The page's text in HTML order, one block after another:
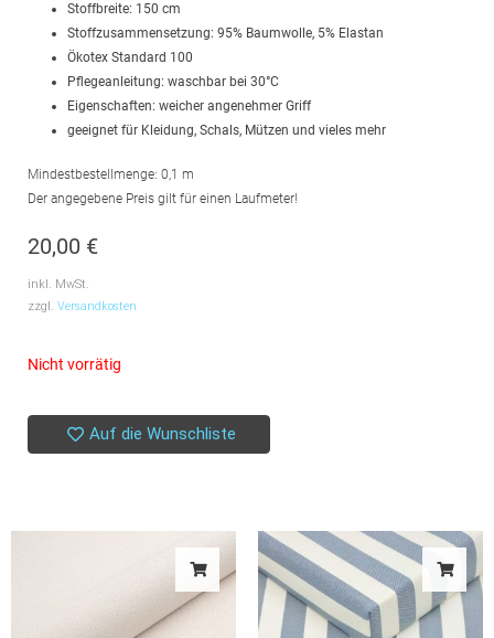
Stoffbreite: 150 cm
Stoffzusammensetzung: 95% Baumwolle, 5% Elastan
Ökotex Standard 100
Pflegeanleitung: waschbar bei 30°C
Eigenschaften: weicher angenehmer Griff
geeignet für Kleidung, Schals, Mützen und vieles mehr
Mindestbestellmenge: 0,1 m
Der angegebene Preis gilt für einen Laufmeter!
20,00 €
inkl. MwSt.
zzgl. Versandkosten
Nicht vorrätig
Auf die Wunschliste